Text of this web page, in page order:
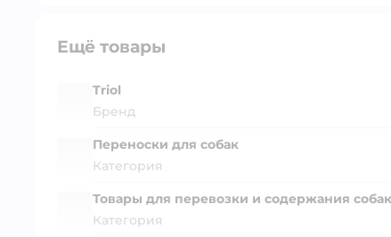
Ещё товары
Triol
Бренд
Переноски для собак
Категория
Товары для перевозки и содержания собак
Категория